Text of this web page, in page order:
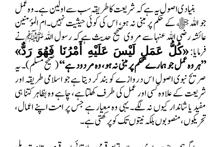
بنیادی اصول یہ ہے کہ شریعت کا طریقہ سب سے اولین ہے۔ وہ عمل
جو اللہ ﷻ کے حکم پر مبنی نہ ہو، اس کی کوئی حیثیت نہیں۔ام المؤمنین
عائشہ رضی اللہ عنہا سے مروی صحیح حدیث ہے کہ رسول اللہ ﷺ نے
فرمایا:«كُلُّ عَمَلٍ لَيْسَ عَلَيْهِ أَمْرُنَا فَهُوَ رَدٌّ»
”ہر وہ عمل جو ہمارے حکم پر مبنی نہ ہو، وہ مردود ہے“(صحیح مسلم)۔ یہ
صریح نبوی اصول اس دروازے کو بند کر دیتا ہے جو اسلامی طریقہ اور
شریعت کے علاوہ کسی اور عمل کی طرف کھلتا ہے، چاہے وہ بظاہر کتنا ہی
مفید یا شاندار کیوں نہ لگے۔ یہی وہ معیار ہے جس پر امت اپنے اعمال،
تحریکوں، منصوبوں بلکہ نیتوں تک کو پرکھتی ہے۔